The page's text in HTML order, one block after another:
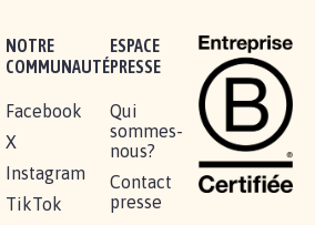
NOTRE
COMMUNAUTÉ
Facebook
X
Instagram
TikTok
ESPACE
PRESSE
Qui
sommes-
nous?
Contact
presse